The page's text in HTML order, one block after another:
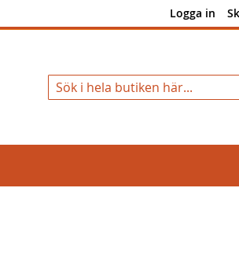
Logga in